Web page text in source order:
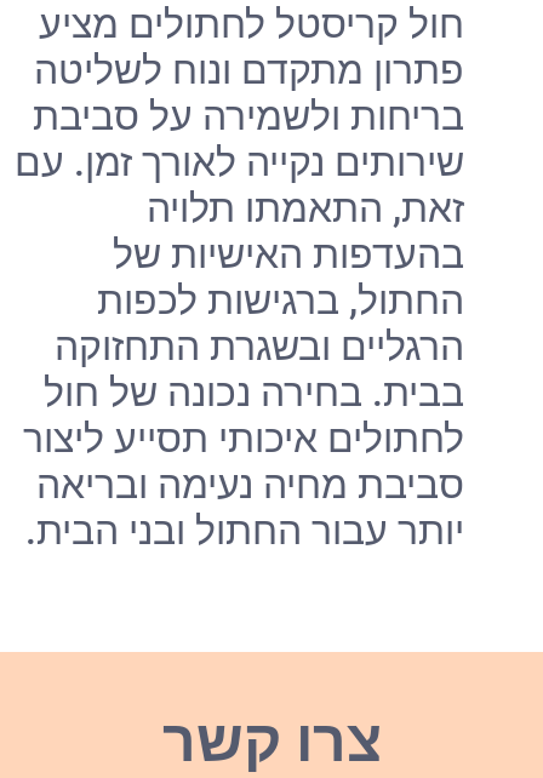
חול קריסטל לחתולים מציע
פתרון מתקדם ונוח לשליטה
בריחות ולשמירה על סביבת
שירותים נקייה לאורך זמן. עם
זאת, התאמתו תלויה
בהעדפות האישיות של
החתול, ברגישות לכפות
הרגליים ובשגרת התחזוקה
בבית. בחירה נכונה של חול
לחתולים איכותי תסייע ליצור
סביבת מחיה נעימה ובריאה
יותר עבור החתול ובני הבית.
צרו קשר